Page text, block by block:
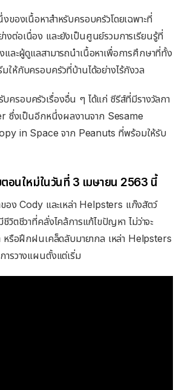
องเนื้อหาสำหรับครอบครัวโดยเฉพาะที่
ต่อเนื่อง และยังเป็นศูนย์รวมการเรียนรู้ที่
ละผู้ดูแลสามารถนำเนื้อหาเพื่อการศึกษาที่ทั้ง
ให้กับครอบครัวที่บ้านได้อย่างไร้กังวล
ครอบครัวเรื่องอื่น ๆ ได้แก่ ซีรีส์ที่มีรางวัลกา
ซึ่งเป็นอีกหนึ่งผลงานจาก Sesame
in Space จาก Peanuts ที่พร้อมให้รับ
อนใหม่ในวันที่ 3 เมษายน 2563 นี้
อง Cody และเหล่า Helpsters แก๊งสัตว์
วิตชีวาที่คลั่งไคล้การแก้ไขปัญหา ไม่ว่าจะ
หรือฝึกฝนเคล็ดลับมายากล เหล่า Helpsters
ารวางแผนตั้งแต่เริ่ม